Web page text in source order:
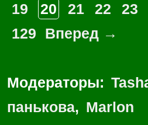
19
20 21 22 23
129
Вперед →
Модераторы:
панькова, Marlon